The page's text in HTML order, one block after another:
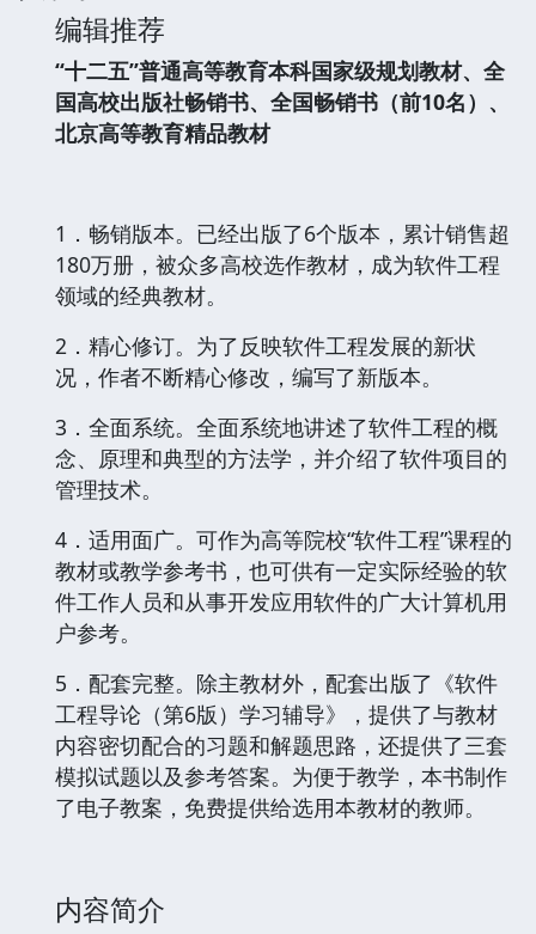
编辑推荐
“十二五”普通高等教育本科国家级规划教材、全
国高校出版社畅销书、全国畅销书（前10名）、
北京高等教育精品教材
1．畅销版本。已经出版了6个版本，累计销售超
180万册，被众多高校选作教材，成为软件工程
领域的经典教材。
2．精心修订。为了反映软件工程发展的新状
况，作者不断精心修改，编写了新版本。
3．全面系统。全面系统地讲述了软件工程的概
念、原理和典型的方法学，并介绍了软件项目的
管理技术。
4．适用面广。可作为高等院校“软件工程”课程的
教材或教学参考书，也可供有一定实际经验的软
件工作人员和从事开发应用软件的广大计算机用
户参考。
5．配套完整。除主教材外，配套出版了《软件
工程导论（第6版）学习辅导》，提供了与教材
内容密切配合的习题和解题思路，还提供了三套
模拟试题以及参考答案。为便于教学，本书制作
了电子教案，免费提供给选用本教材的教师。
内容简介